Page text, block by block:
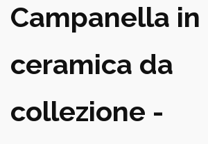
Campanella in
ceramica da
collezione -